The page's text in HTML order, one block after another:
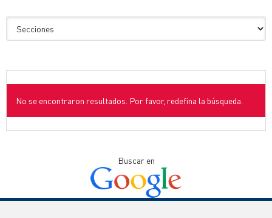
No se encontraron resultados. Por favor, redefina la búsqueda.
Buscar en